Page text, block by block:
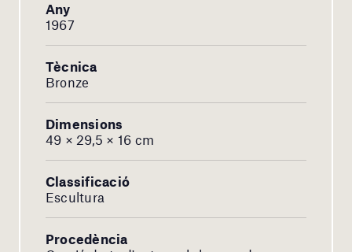
Any
1967
Tècnica
Bronze
Dimensions
49 × 29,5 × 16 cm
Classificació
Escultura
Procedència